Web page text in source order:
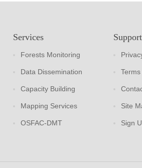
Services
Forests Monitoring
Data Dissemination
Capacity Building
Mapping Services
OSFAC-DMT
Support
Site
Sign